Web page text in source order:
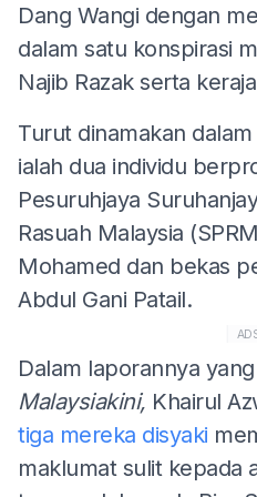
Dang Wangi dengan
dalam satu konspirasi
Najib Razak serta
Turut dinamakan
ialah dua individu
Pesuruhjaya
Rasuah Malaysia
Mohamed dan bekas
Abdul Gani Patail.
Dalam laporannya
Malaysiakini, Khairul
tiga mereka disyaki
maklumat sulit kepada